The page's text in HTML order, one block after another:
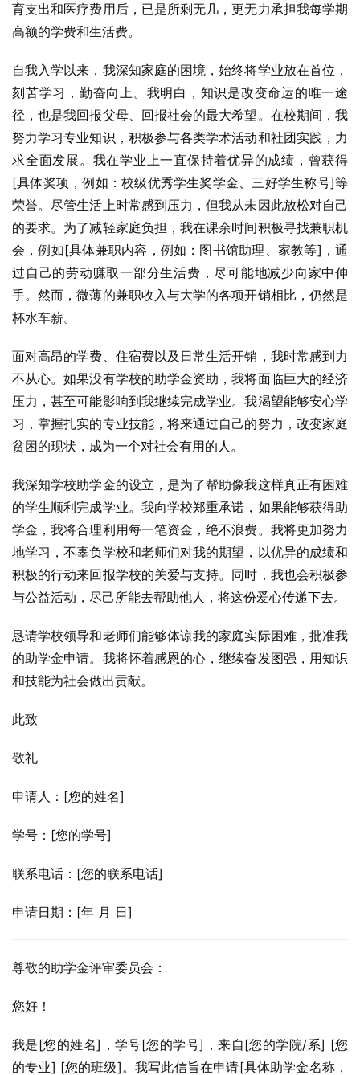
育支出和医疗费用后，已是所剩无几，更无力承担我每学期
高额的学费和生活费。
自我入学以来，我深知家庭的困境，始终将学业放在首位，
刻苦学习，勤奋向上。我明白，知识是改变命运的唯一途
径，也是我回报父母、回报社会的最大希望。在校期间，我
努力学习专业知识，积极参与各类学术活动和社团实践，力
求全面发展。我在学业上一直保持着优异的成绩，曾获得
[具体奖项，例如：校级优秀学生奖学金、三好学生称号]等
荣誉。尽管生活上时常感到压力，但我从未因此放松对自己
的要求。为了减轻家庭负担，我在课余时间积极寻找兼职机
会，例如[具体兼职内容，例如：图书馆助理、家教等]，通
过自己的劳动赚取一部分生活费，尽可能地减少向家中伸
手。然而，微薄的兼职收入与大学的各项开销相比，仍然是
杯水车薪。
面对高昂的学费、住宿费以及日常生活开销，我时常感到力
不从心。如果没有学校的助学金资助，我将面临巨大的经济
压力，甚至可能影响到我继续完成学业。我渴望能够安心学
习，掌握扎实的专业技能，将来通过自己的努力，改变家庭
贫困的现状，成为一个对社会有用的人。
我深知学校助学金的设立，是为了帮助像我这样真正有困难
的学生顺利完成学业。我向学校郑重承诺，如果能够获得助
学金，我将合理利用每一笔资金，绝不浪费。我将更加努力
地学习，不辜负学校和老师们对我的期望，以优异的成绩和
积极的行动来回报学校的关爱与支持。同时，我也会积极参
与公益活动，尽己所能去帮助他人，将这份爱心传递下去。
恳请学校领导和老师们能够体谅我的家庭实际困难，批准我
的助学金申请。我将怀着感恩的心，继续奋发图强，用知识
和技能为社会做出贡献。
此致
敬礼
申请人：[您的姓名]
学号：[您的学号]
联系电话：[您的联系电话]
申请日期：[年 月 日]
尊敬的助学金评审委员会：
您好！
我是[您的姓名]，学号[您的学号]，来自[您的学院/系] [您
的专业] [您的班级]。我写此信旨在申请[具体助学金名称，